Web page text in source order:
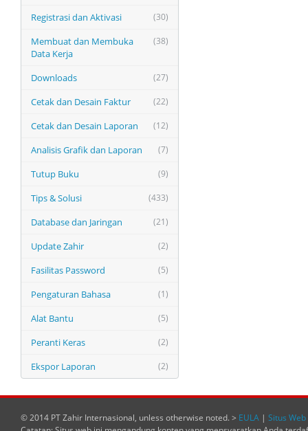
(30)
Registrasi dan Aktivasi
(38)
Membuat dan Membuka
Data Kerja
(27)
Downloads
(22)
Cetak dan Desain Faktur
(12)
Cetak dan Desain Laporan
(7)
Analisis Grafik dan Laporan
(9)
Tutup Buku
(433)
Tips & Solusi
(21)
Database dan Jaringan
(2)
Update Zahir
(5)
Fasilitas Password
(1)
Pengaturan Bahasa
(5)
Alat Bantu
(2)
Peranti Keras
(2)
Ekspor Laporan
© 2014 PT Zahir Internasional, unless otherwise noted. > EULA | Situs